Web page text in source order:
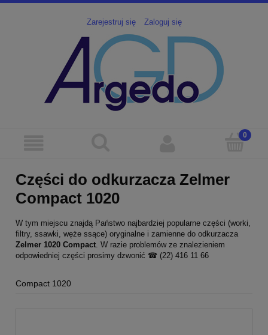
Zarejestruj się Zaloguj się
Części do odkurzacza Zelmer
Compact 1020
W tym miejscu znajdą Państwo najbardziej popularne części (worki,
filtry, ssawki, węże ssące) oryginalne i zamienne do odkurzacza
Zelmer 1020 Compact . W razie problemów ze znalezieniem
odpowiedniej części prosimy dzwonić ☎ (22) 416 11 66
Compact 1020